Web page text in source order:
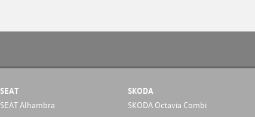
SEAT
SEAT Alhambra
SKODA
SKODA Octavia Combi